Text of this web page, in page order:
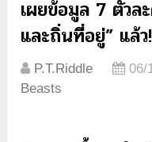
เผยข้อมูล 7 ตัวล
และถิ่นที่อยู่” แล้ว!
P.T.Riddle 06/
Beasts